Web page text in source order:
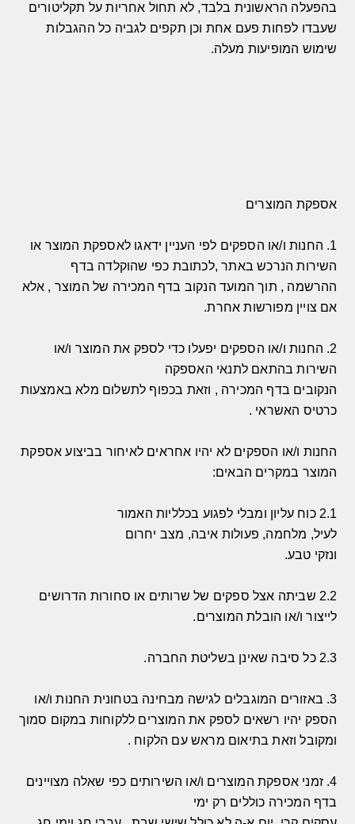
בהפעלה הראשונית בלבד, לא תחול אחריות על תקליטורים
שעבדו לפחות פעם אחת וכן תקפים לגביה כל ההגבלות
שימוש המופיעות מעלה.
אספקת המוצרים
1. החנות ו/או הספקים לפי העניין ידאגו לאספקת המוצר או
השירות הנרכש באתר ,לכתובת כפי שהוקלדה בדף
ההרשמה , תוך המועד הנקוב בדף המכירה של המוצר , אלא
אם צויין מפורשות אחרת.
2. החנות ו/או הספקים יפעלו כדי לספק את המוצר ו/או
השירות בהתאם לתנאי האספקה
הנקובים בדף המכירה , וזאת בכפוף לתשלום מלא באמצעות
כרטיס האשראי .
החנות ו/או הספקים לא יהיו אחראים לאיחור בביצוע אספקת
המוצר במקרים הבאים:
2.1 כוח עליון ומבלי לפגוע בכלליות האמור
לעיל, מלחמה, פעולות איבה, מצב יחרום
ונזקי טבע.
2.2 שביתה אצל ספקים של שרותים או סחורות הדרושים
לייצור ו/או הובלת המוצרים.
2.3 כל סיבה שאינן בשליטת החברה.
3. באזורים המוגבלים לגישה מבחינה בטחונית החנות ו/או
הספק יהיו רשאים לספק את המוצרים ללקוחות במקום סמוך
ומקובל וזאת בתיאום מראש עם הלקוח .
4. זמני אספקת המוצרים ו/או השירותים כפי שאלה מצויינים
בדף המכירה כוללים רק ימי